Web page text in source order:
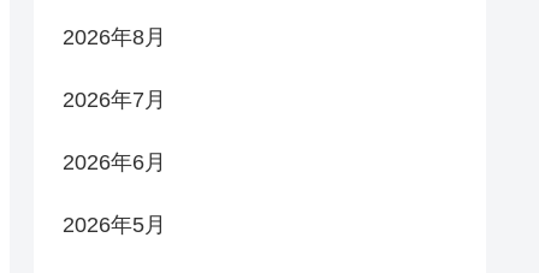
2026年8月
2026年7月
2026年6月
2026年5月